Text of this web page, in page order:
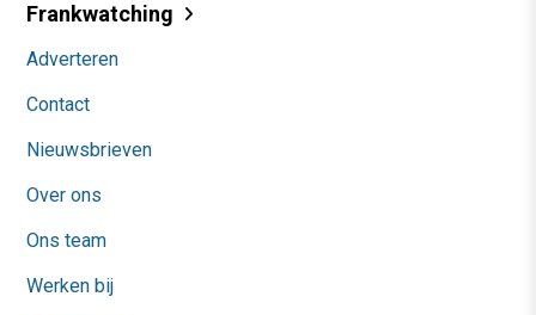
Frankwatching
Adverteren
Contact
Nieuwsbrieven
Over ons
Ons team
Werken bij